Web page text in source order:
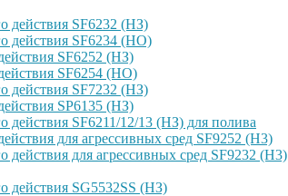
действия SF6232 (НЗ)
действия SF6234 (НО)
SF6252 (НЗ)
SF6254 (НО)
действия SF7232 (НЗ)
SP6135 (НЗ)
SF6211/12/13 (НЗ) для полива
для агрессивных сред SF9252 (H3)
для агрессивных сред SF9232 (H3)
действия SG5532SS (НЗ)